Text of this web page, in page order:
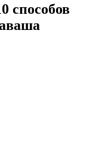
способов